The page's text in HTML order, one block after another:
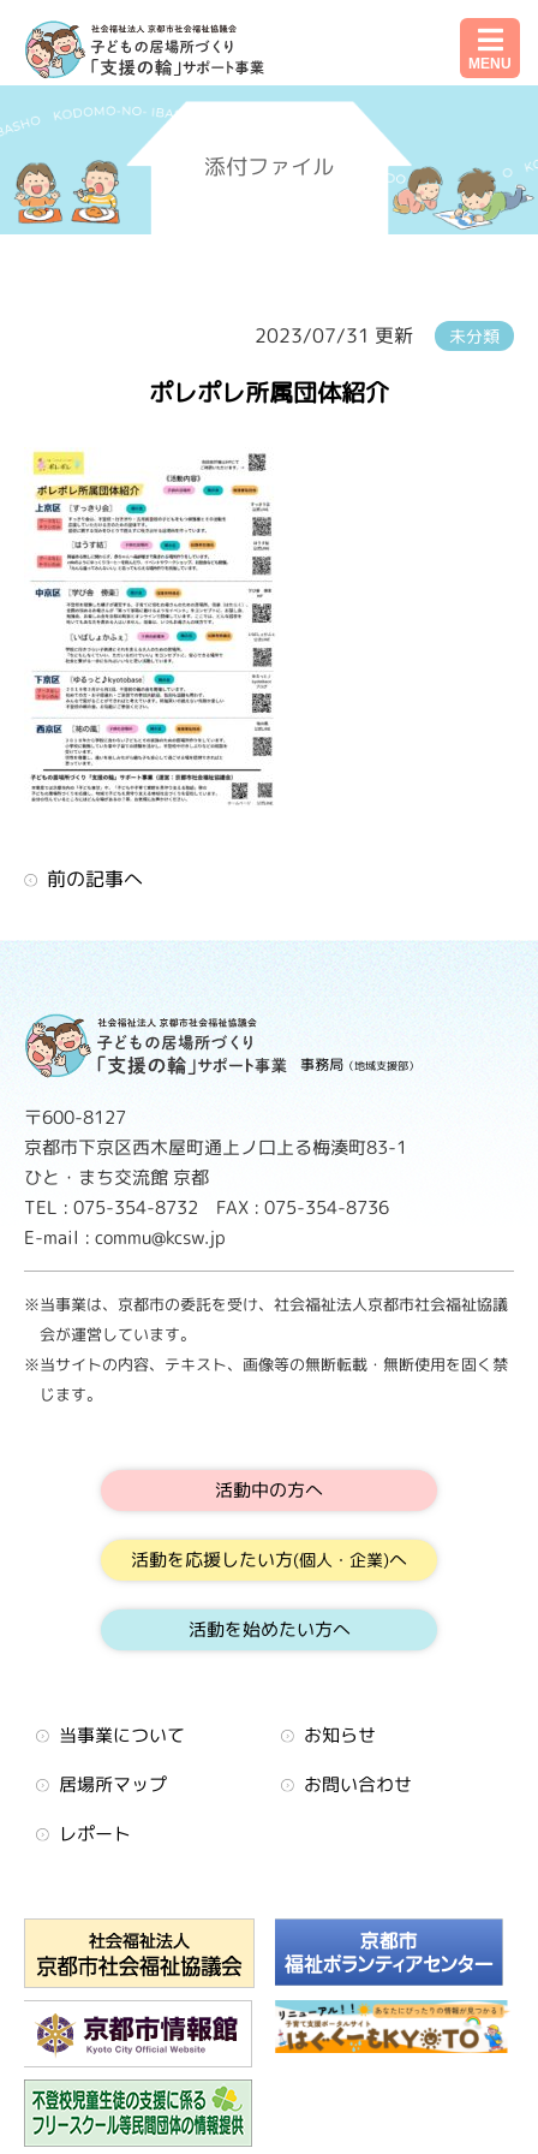
MENU
添付ファイル
2023/07/31 更新 未分類
ポレポレ所属団体紹介
前の記事へ
事務局 （地域支援部）
〒600-8127
京都市下京区西木屋町通上ノ口上る梅湊町83-1
ひと・まち交流館 京都
TEL : 075-354-8732 FAX : 075-354-8736
E-mail : commu@kcsw.jp
※当事業は、京都市の委託を受け、社会福祉法人京都市社会福祉協議
会が運営しています。
※当サイトの内容、テキスト、画像等の無断転載・無断使用を固く禁
じます。
活動中の方へ
活動を応援したい方(個人・企業)へ
活動を始めたい方へ
当事業について
お知らせ
居場所マップ
お問い合わせ
レポート